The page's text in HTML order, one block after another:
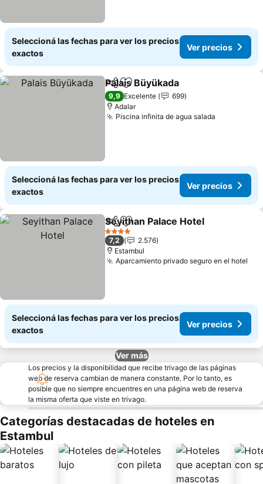
Seleccioná las fechas para ver los precios
exactos
Ver precios
CompartirAñadir a favoritos
Palais Büyükada
9,9 Excelente
699
Adalar
Piscina infinita de agua salada
Seleccioná las fechas para ver los precios
exactos
Ver precios
CompartirAñadir a favoritos
Seyithan Palace Hotel
4 Estrellas
7,2
2.576
Estambul
Aparcamiento privado seguro en el hotel
Seleccioná las fechas para ver los precios
exactos
Ver precios
Ver más
Los precios y la disponibilidad que recibe trivago de las páginas
web de reserva cambian de manera constante. Por lo tanto, es
posible que no siempre encuentres en una página web de reserva
la misma oferta que viste en trivago.
Categorías destacadas de hoteles en
Estambul